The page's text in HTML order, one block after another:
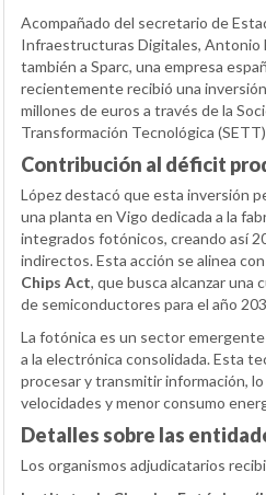
Acompañado del secretario de
Infraestructuras Digitales, Antonio
también a Sparc, una empresa
recientemente recibió una
millones de euros a través de la
Transformación Tecnológica
Contribución al déficit
López destacó que esta inversión
una planta en Vigo dedicada a la
integrados fotónicos, creando así
indirectos. Esta acción se alinea
Chips Act, que busca alcanzar una
de semiconductores para el año
La fotónica es un sector
a la electrónica consolidada. Esta
procesar y transmitir información,
velocidades y menor consumo
Detalles sobre las
Los organismos adjudicatarios